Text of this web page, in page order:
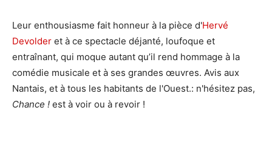
Leur enthousiasme fait honneur à la pièce d'Hervé
Devolder et à ce spectacle déjanté, loufoque et
entraînant, qui moque autant qu’il rend hommage à la
comédie musicale et à ses grandes œuvres. Avis aux
Nantais, et à tous les habitants de l'Ouest.: n'hésitez pas,
Chance ! est à voir ou à revoir !